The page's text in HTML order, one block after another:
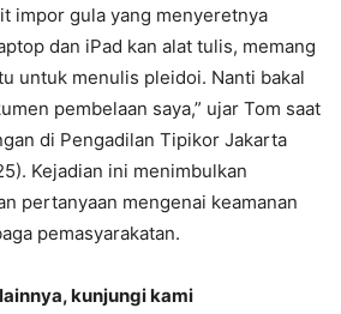
impor gula yang menyeretnya
dan iPad kan alat tulis, memang
untuk menulis pleidoi. Nanti bakal
pembelaan saya,” ujar Tom saat
di Pengadilan Tipikor Jakarta
Kejadian ini menimbulkan
pertanyaan mengenai keamanan
pemasyarakatan.
kunjungi kami